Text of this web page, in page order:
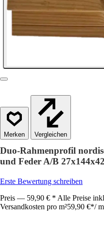
Vergleichen
Duo-Rahmenprofil
und Feder A/B
Erste Bewertung schreiben
Preis — 59,90 € * Alle Preise
Versandkosten pro m²59,90 €*/